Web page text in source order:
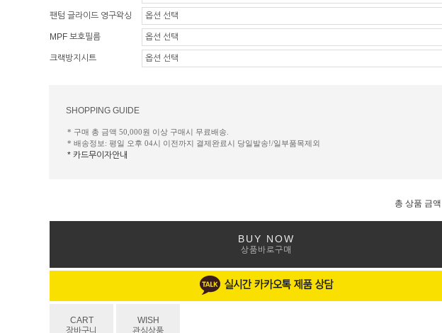
팬텀 글라이드 영구왁싱
MPF 보호필름
크랙방지시트
SHOPPING GUIDE
* 구매 총 금액 50,000원 이상 구매시 무료배송.
* 배송정보: 평일 오후 04시 이전까지 결제완료시 당일발송!/일부품목제외
* 카드무이자안내
총 상품 금액
BUY NOW
상품바로구매
CART
장바구니
WISH
관심상품